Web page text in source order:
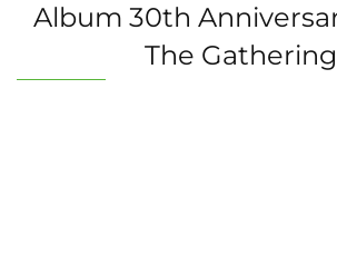
Album 30th
The Gathering